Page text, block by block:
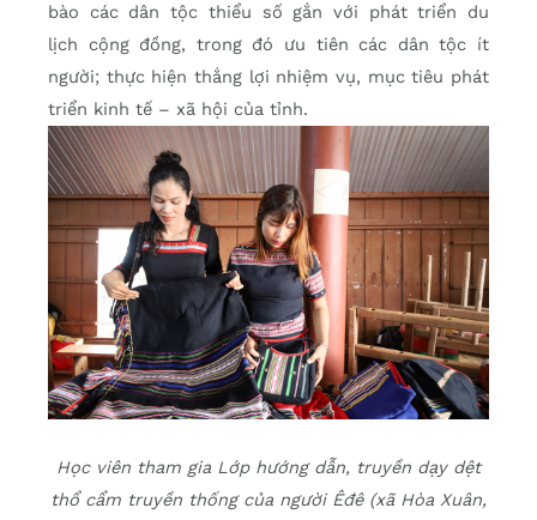
bào các dân tộc thiểu số gắn với phát triển du
lịch cộng đồng, trong đó ưu tiên các dân tộc ít
người; thực hiện thắng lợi nhiệm vụ, mục tiêu phát
triển kinh tế – xã hội của tỉnh.
Học viên tham gia Lớp hướng dẫn, truyền dạy dệt
thổ cẩm truyền thống của người Êđê (xã Hòa Xuân,